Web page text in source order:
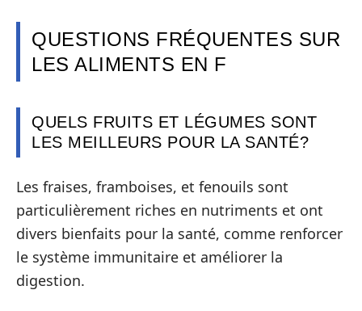
QUESTIONS FRÉQUENTES SUR
LES ALIMENTS EN F
QUELS FRUITS ET LÉGUMES SONT
LES MEILLEURS POUR LA SANTÉ?
Les fraises, framboises, et fenouils sont
particulièrement riches en nutriments et ont
divers bienfaits pour la santé, comme renforcer
le système immunitaire et améliorer la
digestion.